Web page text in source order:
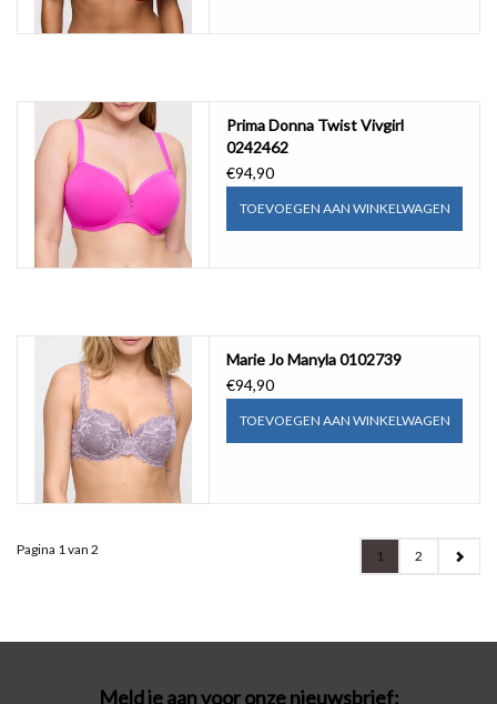
Prima Donna Twist Vivgirl
0242462
€94,90
TOEVOEGEN AAN WINKELWAGEN
Marie Jo Manyla 0102739
€94,90
TOEVOEGEN AAN WINKELWAGEN
Pagina 1 van 2 1 2
Meld je aan voor onze nieuwsbrief: